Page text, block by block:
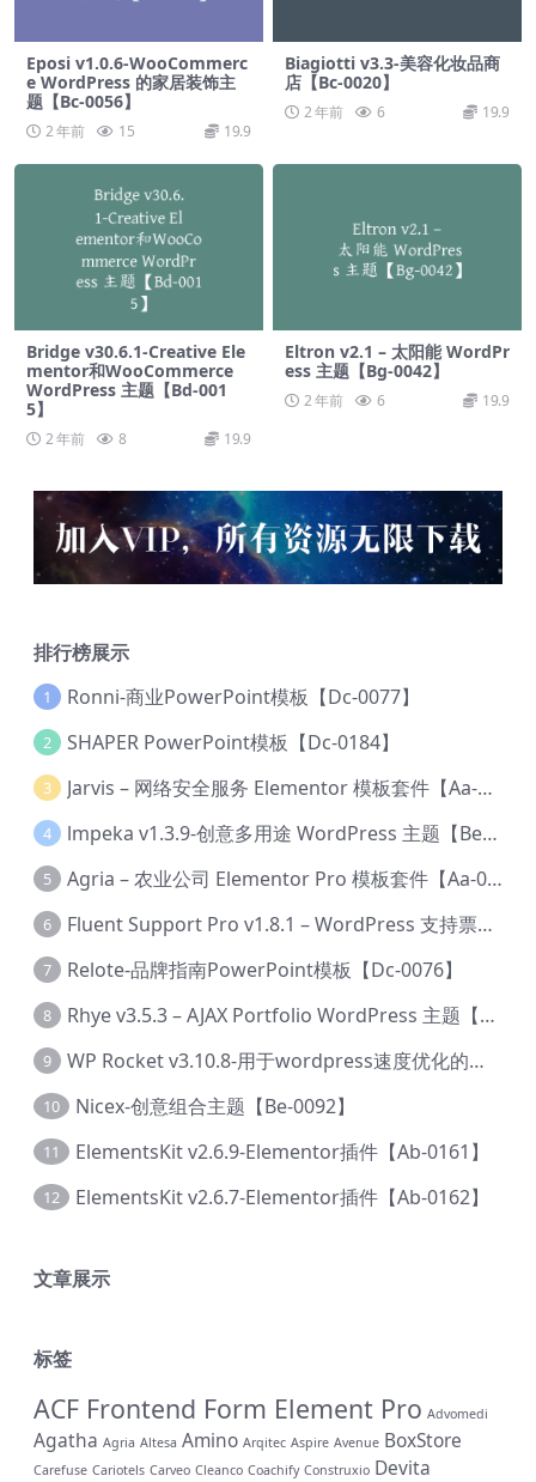
Eposi v1.0.6-WooCommerc
e WordPress 的家居装饰主
题【Bc-0056】
2 年前 15 19.9
Biagiotti v3.3-美容化妆品商
店【Bc-0020】
2 年前 6 19.9
Bridge v30.6.1-Creative Ele
mentor和WooCommerce
WordPress 主题【Bd-001
5】
2 年前 8 19.9
Eltron v2.1 – 太阳能 WordPr
ess 主题【Bg-0042】
2 年前 6 19.9
排行榜展示
1 Ronni-商业PowerPoint模板【Dc-0077】
2 SHAPER PowerPoint模板【Dc-0184】
3 Jarvis – 网络安全服务 Elementor 模板套件【Aa-0035】
4 lmpeka v1.3.9-创意多用途 WordPress 主题【Be-0064】
5 Agria – 农业公司 Elementor Pro 模板套件【Aa-0003】
6 Fluent Support Pro v1.8.1 – WordPress 支持票务系统【Cc-0041】
7 Relote-品牌指南PowerPoint模板【Dc-0076】
8 Rhye v3.5.3 – AJAX Portfolio WordPress 主题【Bi-0049】
9 WP Rocket v3.10.8-用于wordpress速度优化的缓存加速插件【Cd-0019】
10 Nicex-创意组合主题【Be-0092】
11 ElementsKit v2.6.9-Elementor插件【Ab-0161】
12 ElementsKit v2.6.7-Elementor插件【Ab-0162】
文章展示
标签
ACF Frontend Form Element Pro Advomedi
Agatha Agria Altesa Amino Arqitec Aspire Avenue BoxStore
Carefuse Cariotels Carveo Cleanco Coachify Construxio Devita